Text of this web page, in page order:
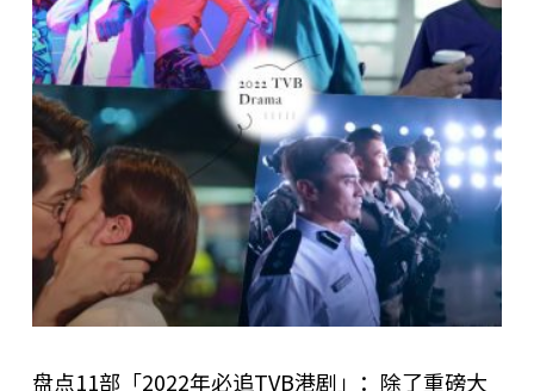
盘点11部「2022年必追TVB港剧」：除了重磅大